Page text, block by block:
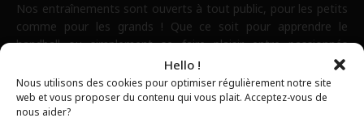
Hello !
Nous utilisons des cookies pour optimiser régulièrement notre site
web et vous proposer du contenu qui vous plait. Acceptez-vous de
nous aider?
Nos entraînements sont ouverts à tout public, pour les petits
comme pour les grands ! Que ce soit pour apprendre le
handball ou simplement se faire plaisir entre passionnés
Les entrainements se déroulent au sein des 2 gymnases de
Cruseilles : le Gymnase Intercommunal de Communauté de